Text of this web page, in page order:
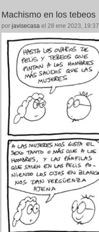
Machismo en los tebeos
por javisecasa el 28 ene 2023, 19:37